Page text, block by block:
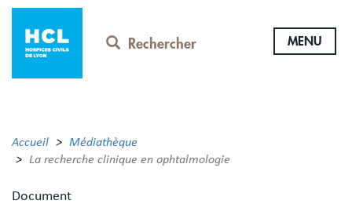
Aller
contenu
principal
Rechercher MENU
Accueil
Médiathèque
La recherche clinique en ophtalmologie
Document